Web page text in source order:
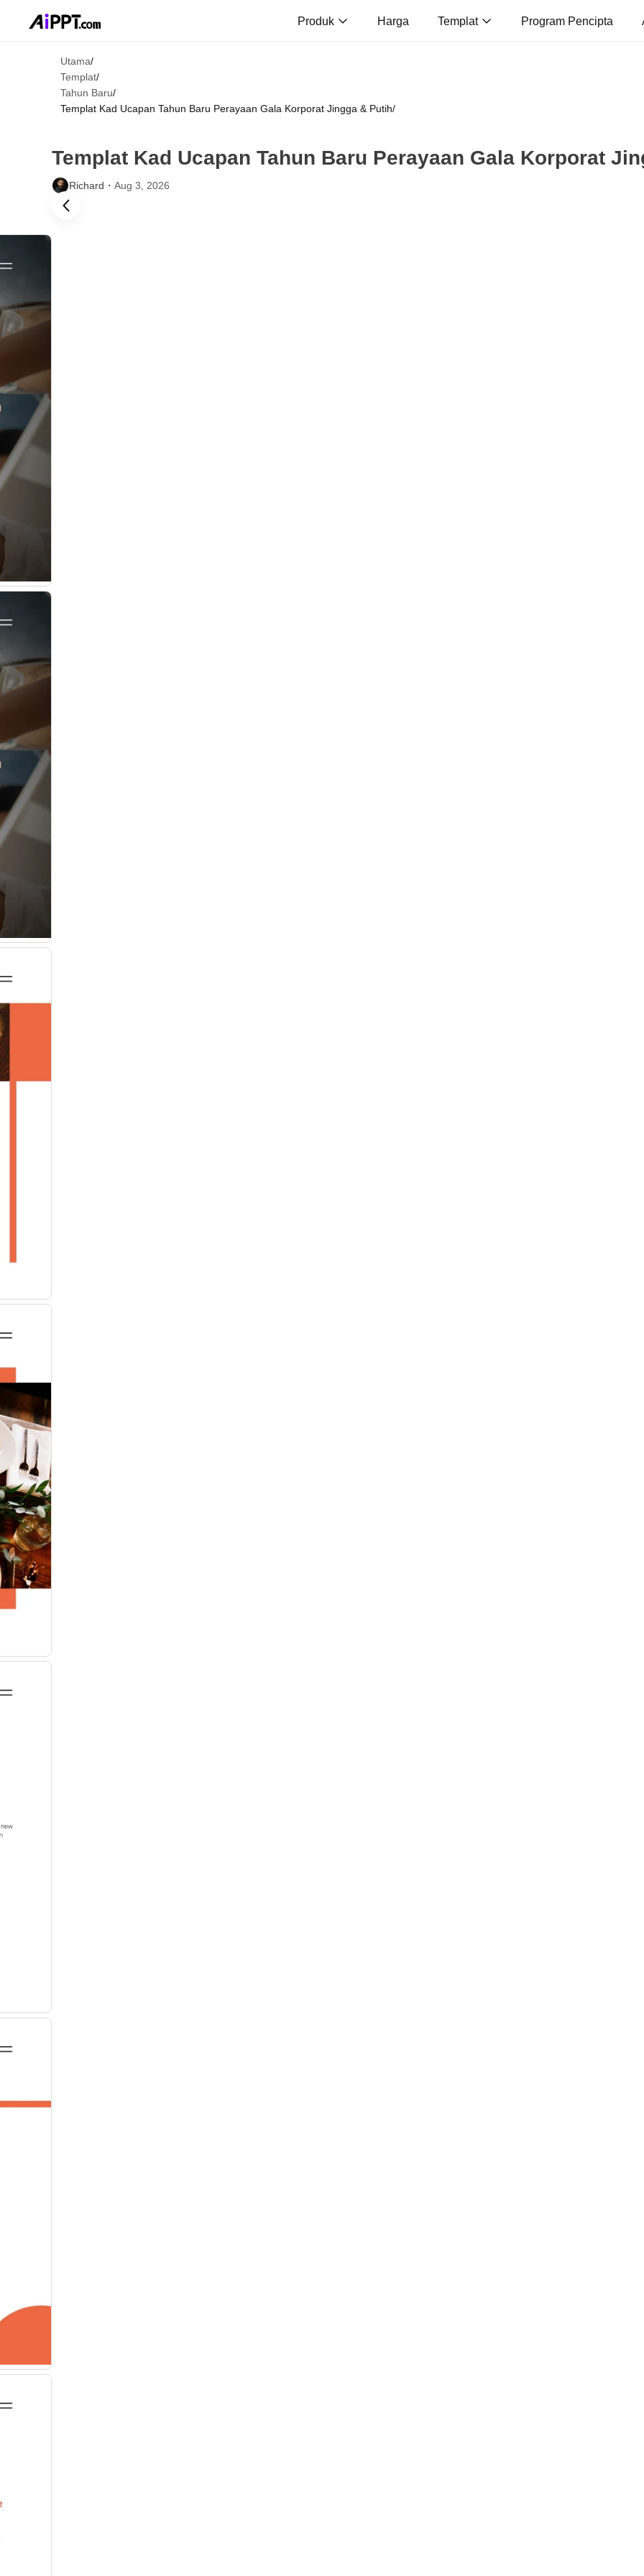
Produk Harga Templat Program Pencipta
Utama/
Templat/
Tahun Baru/
Templat Kad Ucapan Tahun Baru Perayaan Gala Korporat Jingga & Putih/
Templat Kad Ucapan Tahun Baru Perayaan Gala Korporat
Richard・ Aug 3, 2026